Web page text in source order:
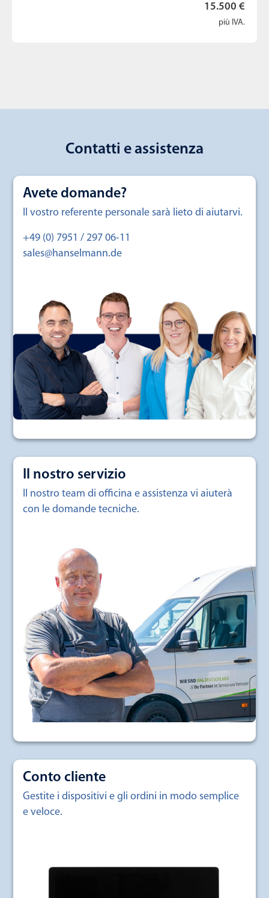
15.500 €
più IVA.
Contatti e assistenza
Avete domande?
Il vostro referente personale sarà lieto di aiutarvi.
+49 (0) 7951 / 297 06-11
sales@hanselmann.de
Il nostro servizio
Il nostro team di officina e assistenza vi aiuterà
con le domande tecniche.
Conto cliente
Gestite i dispositivi e gli ordini in modo semplice
e veloce.